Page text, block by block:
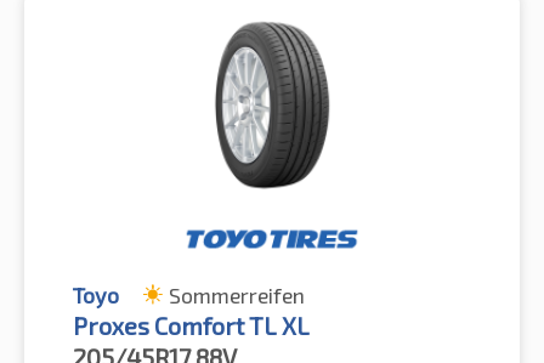
Toyo Sommerreifen
Proxes Comfort TL XL
205/45R17 88V